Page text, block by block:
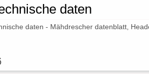
daten
daten - Mähdrescher datenblatt,